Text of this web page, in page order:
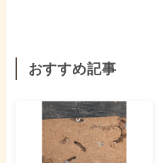
おすすめ記事